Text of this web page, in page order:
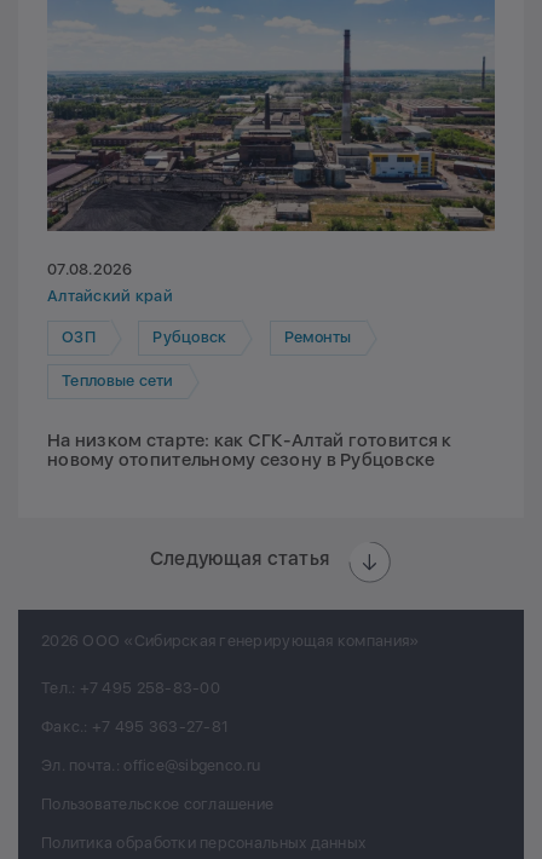
07.08.2026
Алтайский край
ОЗП Рубцовск Ремонты
Тепловые сети
На низком старте: как СГК-Алтай готовится к
новому отопительному сезону в Рубцовске
Следующая статья
2026 ООО «Сибирская генерирующая компания»
Тел.: +7 495 258-83-00
Факс.: +7 495 363-27-81
Эл. почта.: office@sibgenco.ru
Пользовательское соглашение
Политика обработки персональных данных